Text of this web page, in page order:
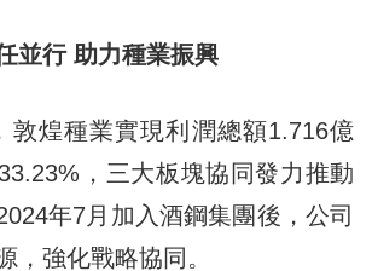
並行 助力種業振興​
煌種業實現利潤總額1.716億
，三大板塊協同發力推動
年7月加入酒鋼集團後，公司
，強化戰略協同。​